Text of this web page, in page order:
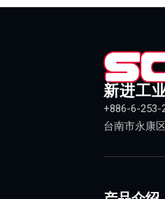
新进工
+886-6-253-
台南市永康